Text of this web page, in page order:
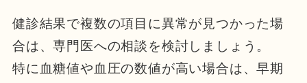
健診結果で複数の項目に異常が見つかった場
合は、専門医への相談を検討しましょう。
特に血糖値や血圧の数値が高い場合は、早期